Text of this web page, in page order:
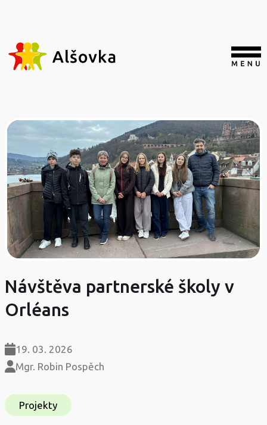
Návštěva partnerské školy v
Orléans
19. 03. 2026
Mgr. Robin Pospěch
Projekty